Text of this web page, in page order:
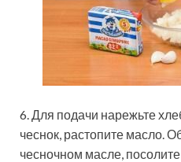
6. Для подачи нарежьте
чеснок, растопите масло.
чесночном масле,